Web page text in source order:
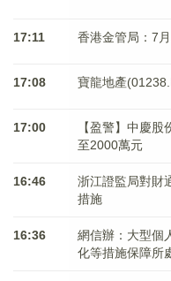
17:11 香港金管局：7
17:08 寶龍地產
17:00
【盈警】中慶
至2000萬元
16:46
浙江證監局對財
措施
16:36
網信辦：大型個
化等措施保障所